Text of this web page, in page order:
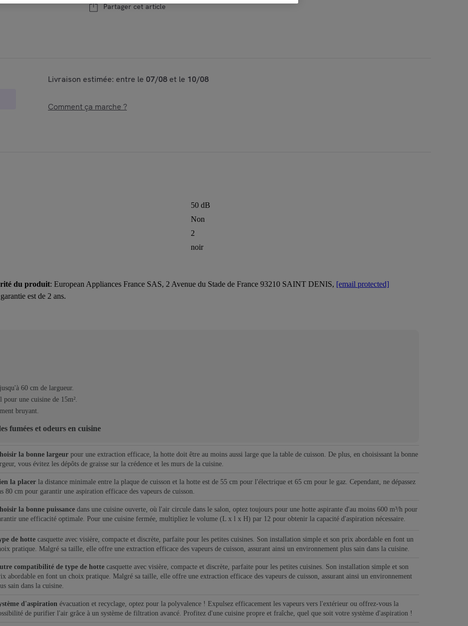
Partager cet article
Livraison estimée: entre le 07/08 et le 10/08
Comment ça marche ?
50 dB
Non
2
noir
du produit: European Appliances France SAS, 2 Avenue du Stade de France 93210 SAINT DENIS, [email protected]
est de 2 ans.
60 cm de largueur.
une cuisine de 15m².
bruyant.
fumées et odeurs en cuisine
la bonne largeur pour une extraction efficace, la hotte doit être au moins aussi large que la table de cuisson. De plus, en choisissant la bonne
vous évitez les dépôts de graisse sur la crédence et les murs de la cuisine.
la placer la distance minimale entre la plaque de cuisson et la hotte est de 55 cm pour l'électrique et 65 cm pour le gaz. Cependant, ne dépassez
80 cm pour garantir une aspiration efficace des vapeurs de cuisson.
la bonne puissance dans une cuisine ouverte, où l'air circule dans le salon, optez toujours pour une hotte aspirante d'au moins 600 m³/h pour
une efficacité optimale. Pour une cuisine fermée, multipliez le volume (L x l x H) par 12 pour obtenir la capacité d'aspiration nécessaire.
de hotte casquette avec visière, compacte et discrète, parfaite pour les petites cuisines. Son installation simple et son prix abordable en font un
pratique. Malgré sa taille, elle offre une extraction efficace des vapeurs de cuisson, assurant ainsi un environnement plus sain dans la cuisine.
compatibilité de type de hotte casquette avec visière, compacte et discrète, parfaite pour les petites cuisines. Son installation simple et son
abordable en font un choix pratique. Malgré sa taille, elle offre une extraction efficace des vapeurs de cuisson, assurant ainsi un environnement
sain dans la cuisine.
d'aspiration évacuation et recyclage, optez pour la polyvalence ! Expulsez efficacement les vapeurs vers l'extérieur ou offrez-vous la
de purifier l'air grâce à un système de filtration avancé. Profitez d'une cuisine propre et fraîche, quel que soit votre système d'aspiration !